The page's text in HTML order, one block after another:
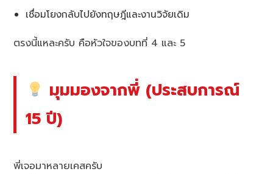
เชื่อมโยงกลับไปยังทฤษฎีและงานวิจัยเดิม
ตรงนี้แหละครับ คือหัวใจของบทที่ 4 และ 5
มุมมองจากพี่ (ประสบการณ์
15 ปี)
พี่เจอมาหลายเคสครับ